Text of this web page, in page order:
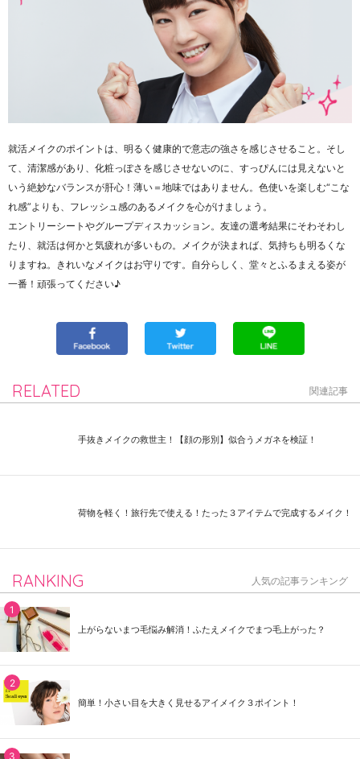
就活メイクのポイントは、明るく健康的で意志の強さを感じさせること。そし
て、清潔感があり、化粧っぽさを感じさせないのに、すっぴんには見えないと
いう絶妙なバランスが肝心！薄い＝地味ではありません。色使いを楽しむ“こな
れ感”よりも、フレッシュ感のあるメイクを心がけましょう。
エントリーシートやグループディスカッション。友達の選考結果にそわそわし
たり、就活は何かと気疲れが多いもの。メイクが決まれば、気持ちも明るくな
りますね。きれいなメイクはお守りです。自分らしく、堂々とふるまえる姿が
一番！頑張ってください♪
RELATED 関連記事
手抜きメイクの救世主！【顔の形別】似合うメガネを検証！
荷物を軽く！旅行先で使える！たった３アイテムで完成するメイク！
RANKING 人気の記事ランキング
上がらないまつ毛悩み解消！ふたえメイクでまつ毛上がった？
簡単！小さい目を大きく見せるアイメイク３ポイント！